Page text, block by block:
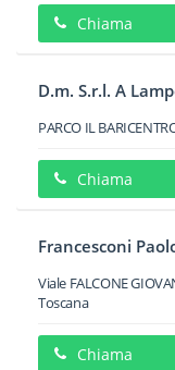
Chiama
D.m. S.r.l. A
PARCO IL
Chiama
Francesconi
Viale FALCONE
Toscana
Chiama